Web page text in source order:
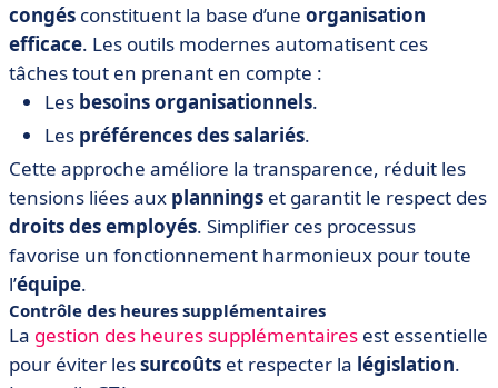
congés constituent la base d’une organisation
efficace. Les outils modernes automatisent ces
tâches tout en prenant en compte :
Les besoins organisationnels.
Les préférences des salariés.
Cette approche améliore la transparence, réduit les
tensions liées aux plannings et garantit le respect des
droits des employés. Simplifier ces processus
favorise un fonctionnement harmonieux pour toute
l’équipe.
Contrôle des heures supplémentaires
La gestion des heures supplémentaires est essentielle
pour éviter lessurcoûts et respecter la législation.